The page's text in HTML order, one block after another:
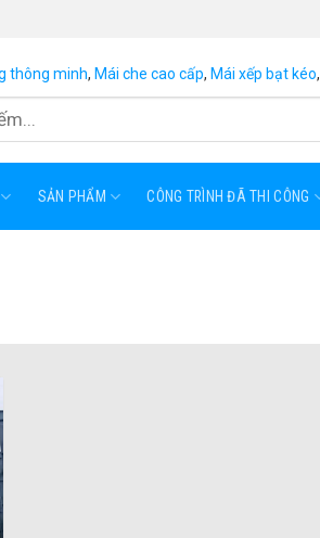
thông minh, Mái che cao cấp, Mái xếp bạt kéo,
SẢN PHẨM CÔNG TRÌNH ĐÃ THI CÔNG